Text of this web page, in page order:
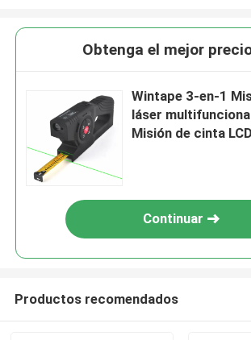
Obtenga el mejor
Wintape 3-en-1
láser
Misión de cinta
Continuar
Productos recomendados